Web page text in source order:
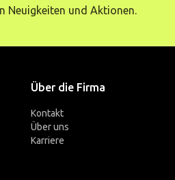
Neuigkeiten und Aktionen.
Über die Firma
Kontakt
Über uns
Karriere